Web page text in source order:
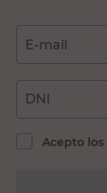
E-mail
DNI
Acepto los